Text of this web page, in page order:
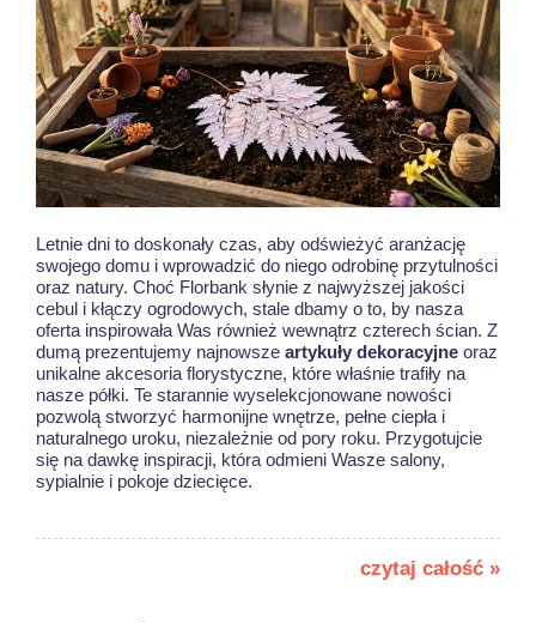
Letnie dni to doskonały czas, aby odświeżyć aranżację
swojego domu i wprowadzić do niego odrobinę przytulności
oraz natury. Choć Florbank słynie z najwyższej jakości
cebul i kłączy ogrodowych, stale dbamy o to, by nasza
oferta inspirowała Was również wewnątrz czterech ścian. Z
dumą prezentujemy najnowsze artykuły dekoracyjne oraz
unikalne akcesoria florystyczne, które właśnie trafiły na
nasze półki. Te starannie wyselekcjonowane nowości
pozwolą stworzyć harmonijne wnętrze, pełne ciepła i
naturalnego uroku, niezależnie od pory roku. Przygotujcie
się na dawkę inspiracji, która odmieni Wasze salony,
sypialnie i pokoje dziecięce.
czytaj całość »